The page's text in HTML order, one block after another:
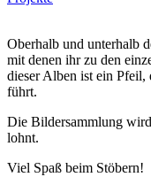
Oberhalb und unterhalb
mit denen ihr zu den
dieser Alben ist ein
führt.
Die Bildersammlung
lohnt.
Viel Spaß beim Stöbern!